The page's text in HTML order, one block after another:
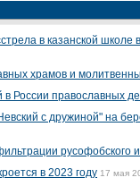
в казанской школе
храмов и
России православных
с дружиной" на
русофобского
в 2023 году 17 мая